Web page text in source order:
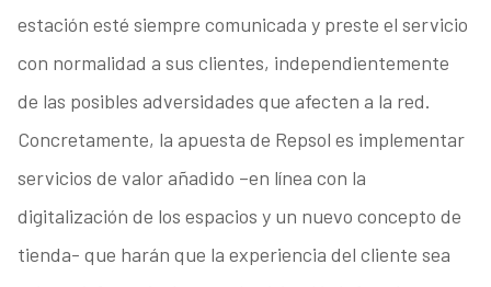
estación esté siempre comunicada y preste el servicio
con normalidad a sus clientes, independientemente
de las posibles adversidades que afecten a la red.
Concretamente, la apuesta de Repsol es implementar
servicios de valor añadido –en línea con la
digitalización de los espacios y un nuevo concepto de
tienda- que harán que la experiencia del cliente sea